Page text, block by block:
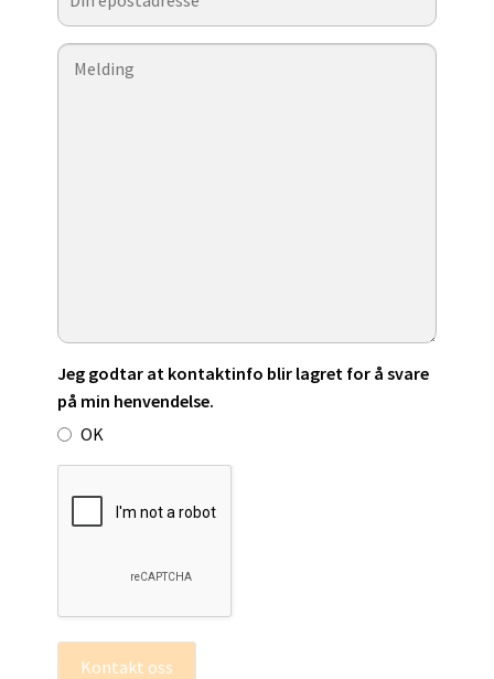
Jeg godtar at kontaktinfo blir lagret for å svare
på min henvendelse.
OK
Kontakt oss